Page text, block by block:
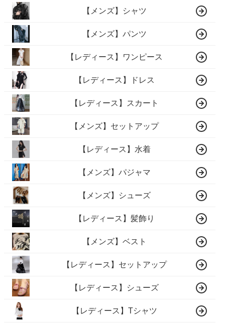
【メンズ】シャツ
【メンズ】パンツ
【レディース】ワンピース
【レディース】ドレス
【レディース】スカート
【メンズ】セットアップ
【レディース】水着
【メンズ】パジャマ
【メンズ】シューズ
【レディース】髪飾り
【メンズ】ベスト
【レディース】セットアップ
【レディース】シューズ
【レディース】Tシャツ